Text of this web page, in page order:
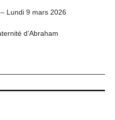
Lundi 9 mars 2026
d’Abraham